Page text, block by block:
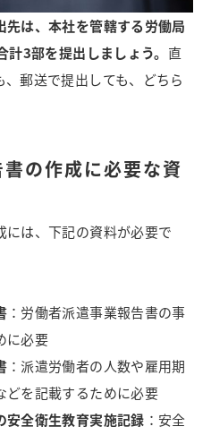
は、本社を管轄する労働局
3部を提出しましょう。 直
郵送で提出しても、どちら
の作成に必要な資
は、下記の資料が必要で
：労働者派遣事業報告書の事
に必要
：派遣労働者の人数や雇用期
どを記載するために必要
安全衛生教育実施記録 ：安全